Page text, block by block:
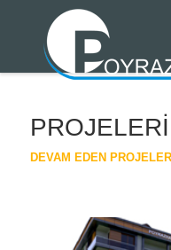
DEVAM EDEN